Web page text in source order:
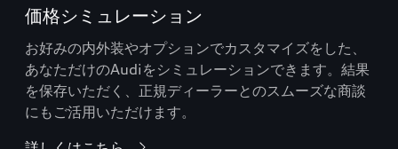
価格シミュレーション
お好みの内外装やオプションでカスタマイズをした、
あなただけのAudiをシミュレーションできます。結果
を保存いただく、正規ディーラーとのスムーズな商談
にもご活用いただけます。